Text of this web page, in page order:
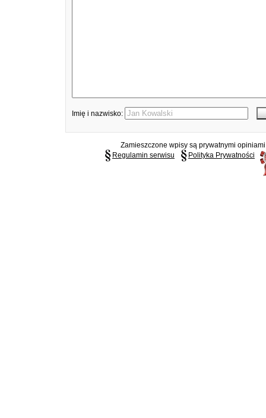
Imię i nazwisko:
Zamieszczone wpisy są prywatnymi
Regulamin serwisu
Polityka Prywatności